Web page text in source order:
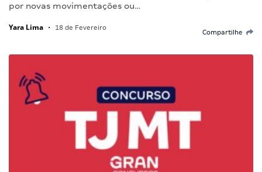
por novas movimentações ou…
Yara Lima • 18 de Fevereiro
Compartilhe